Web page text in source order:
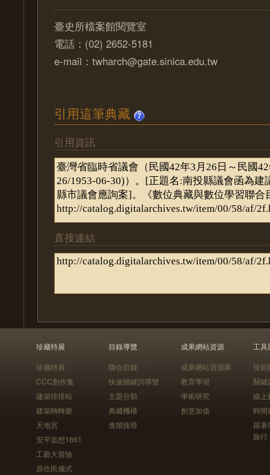
臺史所檔案館閱覽室
電話：(02) 2652-5181
e-mail：twharch@gate.sinica.edu.tw
引用這筆典藏
引用資訊
直接連結
珍藏特展
珍藏特展
CCC創作集
建築排排站
建築轉轉樂
天地宮
安平追想1661
工藝大冒險
原住民儀式
目錄導覽
聯合目錄
快速關鍵詞導覽
主題分類
典藏機構
進階搜尋
成果網站資源
成果網站資源庫
教育學習
學術研究
創意加值
工具
技術
關鍵
線上
時間
跟
旅行